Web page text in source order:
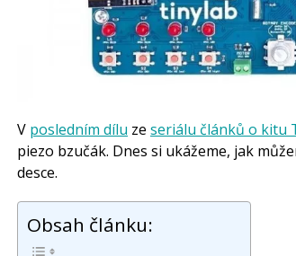
V posledním dílu ze seriálu článků o kitu
piezo bzučák. Dnes si ukážeme, jak
desce.
Obsah článku: